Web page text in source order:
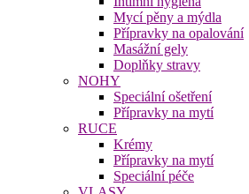
Mycí pěny a mýdla
Přípravky na opalování
Masážní gely
Doplňky stravy
NOHY
Speciální ošetření
Přípravky na mytí
RUCE
Krémy
Přípravky na mytí
Speciální péče